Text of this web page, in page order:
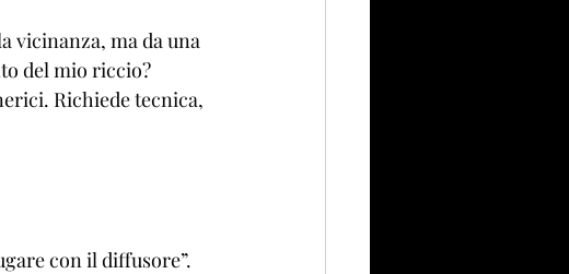
vicinanza, ma da una
del mio riccio?
Richiede tecnica,
con il diffusore”.